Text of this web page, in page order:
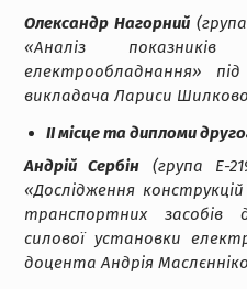
Олександр Нагорний
«Аналіз показників
електрообладнання»
викладача Лариси
ІІ місце та дипломи
Андрій Сербін (група Е-
«Дослідження
транспортних засобів
силової установки
доцента Андрія